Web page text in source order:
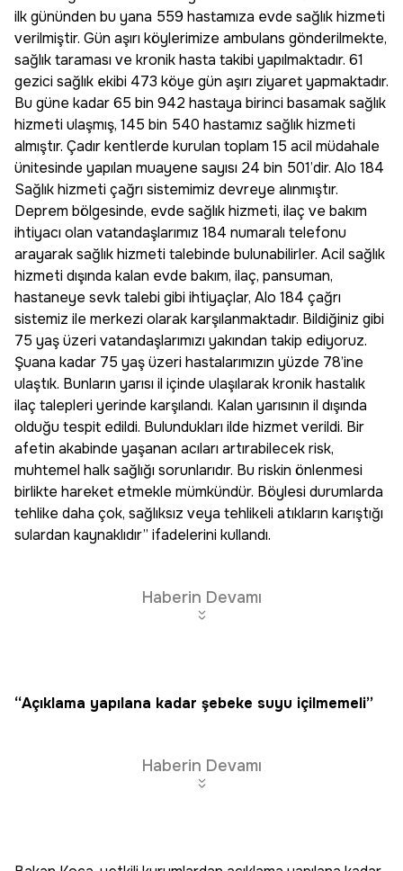
ilk gününden bu yana 559 hastamıza evde sağlık hizmeti
verilmiştir. Gün aşırı köylerimize ambulans gönderilmekte,
sağlık taraması ve kronik hasta takibi yapılmaktadır. 61
gezici sağlık ekibi 473 köye gün aşırı ziyaret yapmaktadır.
Bu güne kadar 65 bin 942 hastaya birinci basamak sağlık
hizmeti ulaşmış, 145 bin 540 hastamız sağlık hizmeti
almıştır. Çadır kentlerde kurulan toplam 15 acil müdahale
ünitesinde yapılan muayene sayısı 24 bin 501’dir. Alo 184
Sağlık hizmeti çağrı sistemimiz devreye alınmıştır.
Deprem bölgesinde, evde sağlık hizmeti, ilaç ve bakım
ihtiyacı olan vatandaşlarımız 184 numaralı telefonu
arayarak sağlık hizmeti talebinde bulunabilirler. Acil sağlık
hizmeti dışında kalan evde bakım, ilaç, pansuman,
hastaneye sevk talebi gibi ihtiyaçlar, Alo 184 çağrı
sistemiz ile merkezi olarak karşılanmaktadır. Bildiğiniz gibi
75 yaş üzeri vatandaşlarımızı yakından takip ediyoruz.
Şuana kadar 75 yaş üzeri hastalarımızın yüzde 78’ine
ulaştık. Bunların yarısı il içinde ulaşılarak kronik hastalık
ilaç talepleri yerinde karşılandı. Kalan yarısının il dışında
olduğu tespit edildi. Bulundukları ilde hizmet verildi. Bir
afetin akabinde yaşanan acıları artırabilecek risk,
muhtemel halk sağlığı sorunlarıdır. Bu riskin önlenmesi
birlikte hareket etmekle mümkündür. Böylesi durumlarda
tehlike daha çok, sağlıksız veya tehlikeli atıkların karıştığı
sulardan kaynaklıdır” ifadelerini kullandı.
Haberin Devamı
“Açıklama yapılana kadar şebeke suyu içilmemeli”
Haberin Devamı